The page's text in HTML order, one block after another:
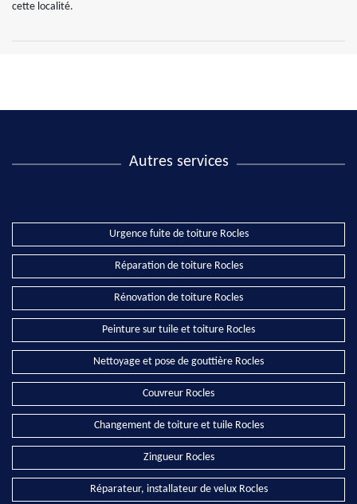
cette localité.
Autres services
Urgence fuite de toiture Rocles
Réparation de toiture Rocles
Rénovation de toiture Rocles
Peinture sur tuile et toiture Rocles
Nettoyage et pose de gouttière Rocles
Couvreur Rocles
Changement de toiture et tuile Rocles
Zingueur Rocles
Réparateur, installateur de velux Rocles